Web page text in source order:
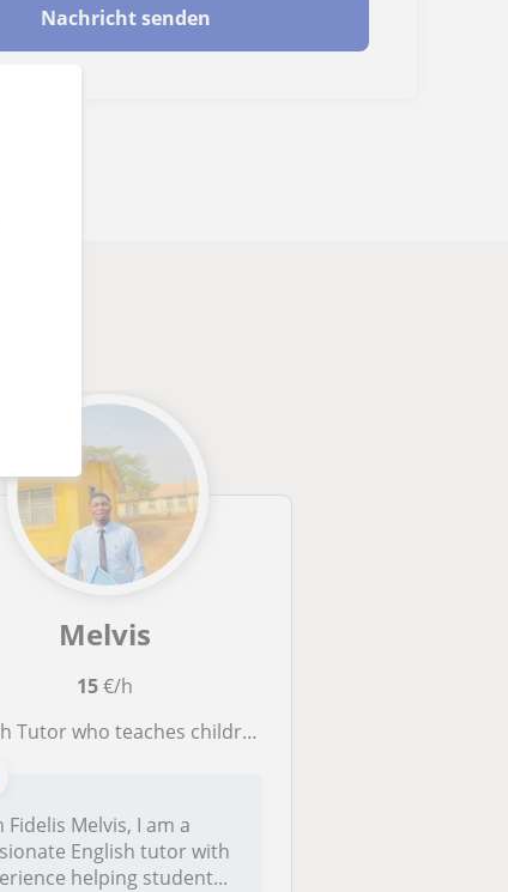
Nachricht senden
Melvis
15€/h
who teaches children how to speak proper English My
Fidelis Melvis, I am a
English tutor with
helping student...